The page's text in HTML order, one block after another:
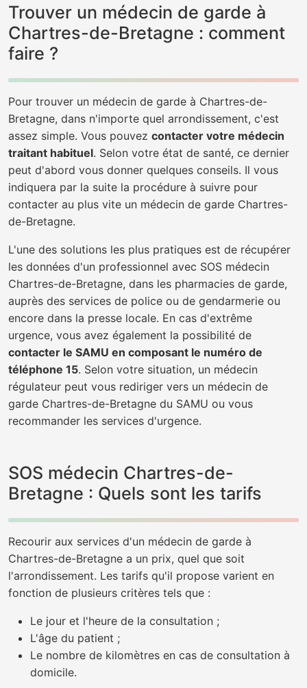
Trouver un médecin de garde à
Chartres-de-Bretagne : comment
faire ?
Pour trouver un médecin de garde à Chartres-de-
Bretagne, dans n'importe quel arrondissement, c'est
assez simple. Vous pouvez contacter votre médecin
traitant habituel. Selon votre état de santé, ce dernier
peut d'abord vous donner quelques conseils. Il vous
indiquera par la suite la procédure à suivre pour
contacter au plus vite un médecin de garde Chartres-
de-Bretagne.
L'une des solutions les plus pratiques est de récupérer
les données d'un professionnel avec SOS médecin
Chartres-de-Bretagne, dans les pharmacies de garde,
auprès des services de police ou de gendarmerie ou
encore dans la presse locale. En cas d'extrême
urgence, vous avez également la possibilité de
contacter le SAMU en composant le numéro de
téléphone 15. Selon votre situation, un médecin
régulateur peut vous rediriger vers un médecin de
garde Chartres-de-Bretagne du SAMU ou vous
recommander les services d'urgence.
SOS médecin Chartres-de-
Bretagne : Quels sont les tarifs
Recourir aux services d'un médecin de garde à
Chartres-de-Bretagne a un prix, quel que soit
l'arrondissement. Les tarifs qu'il propose varient en
fonction de plusieurs critères tels que :
Le jour et l'heure de la consultation ;
L'âge du patient ;
Le nombre de kilomètres en cas de consultation à
domicile.